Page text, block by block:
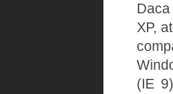
XP,
(IE